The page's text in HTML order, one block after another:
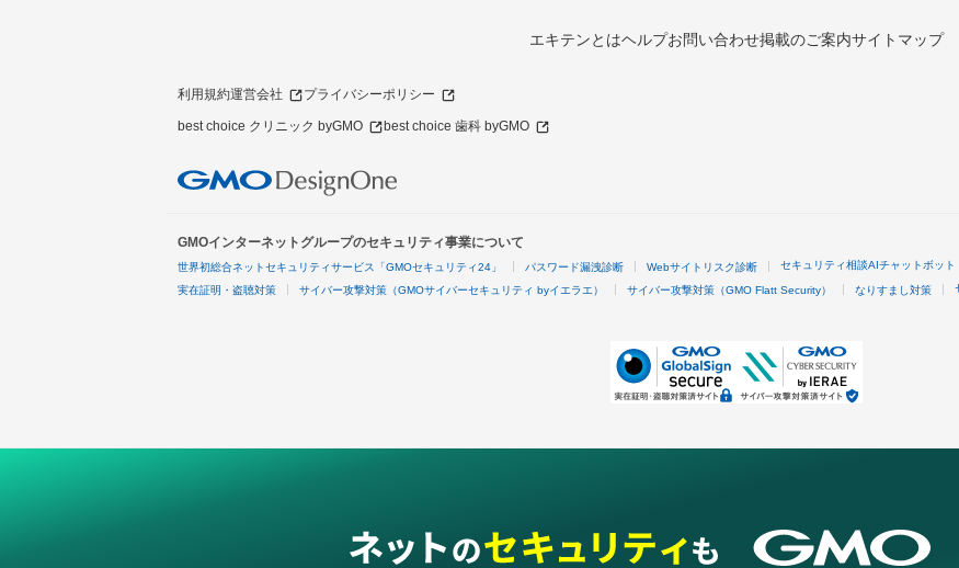
エキテンとはヘルプお問い合わせ掲載のご案内サイトマップ
利用規約運営会社 プライバシーポリシー
best choice クリニック byGMO best choice 歯科 byGMO
GMOインターネットグループのセキュリティ事業について
世界初総合ネットセキュリティサービス「GMOセキュリティ24」 パスワード漏洩診断 Webサイトリスク診断 セキュリティ相談AIチャットボット
実在証明・盗聴対策 サイバー攻撃対策（GMOサイバーセキュリティ byイエラエ） サイバー攻撃対策（GMO Flatt Security） なりすまし対策